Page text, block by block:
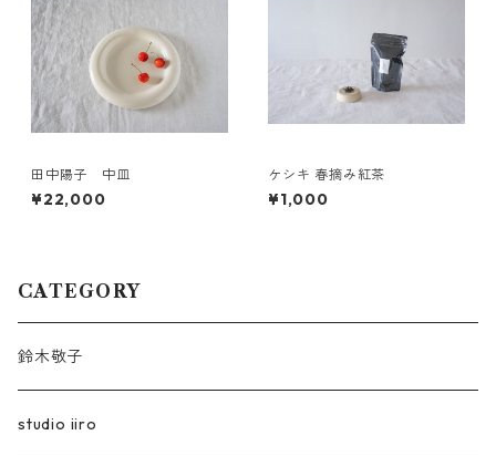
田中陽子 中皿
¥22,000
ケシキ 春摘み紅茶
¥1,000
CATEGORY
鈴木敬子
studio iiro